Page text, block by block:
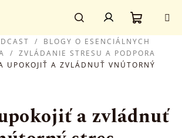
Hľadať
Prihlásenie
košík
/
BLOGY O ESENCIÁLNYCH
/
ZVLÁDANIE STRESU A PODPORA
UPOKOJIŤ A ZVLÁDNUŤ VNÚTORNÝ
a zvládnuť